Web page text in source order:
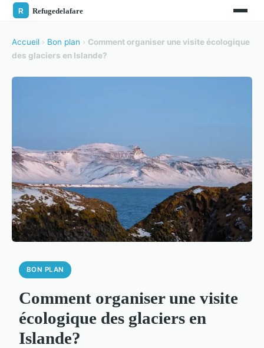
Accueil › Bon plan › Comment organiser une visite écologique
des glaciers en Islande?
BON PLAN
Comment organiser une visite
écologique des glaciers en
Islande?